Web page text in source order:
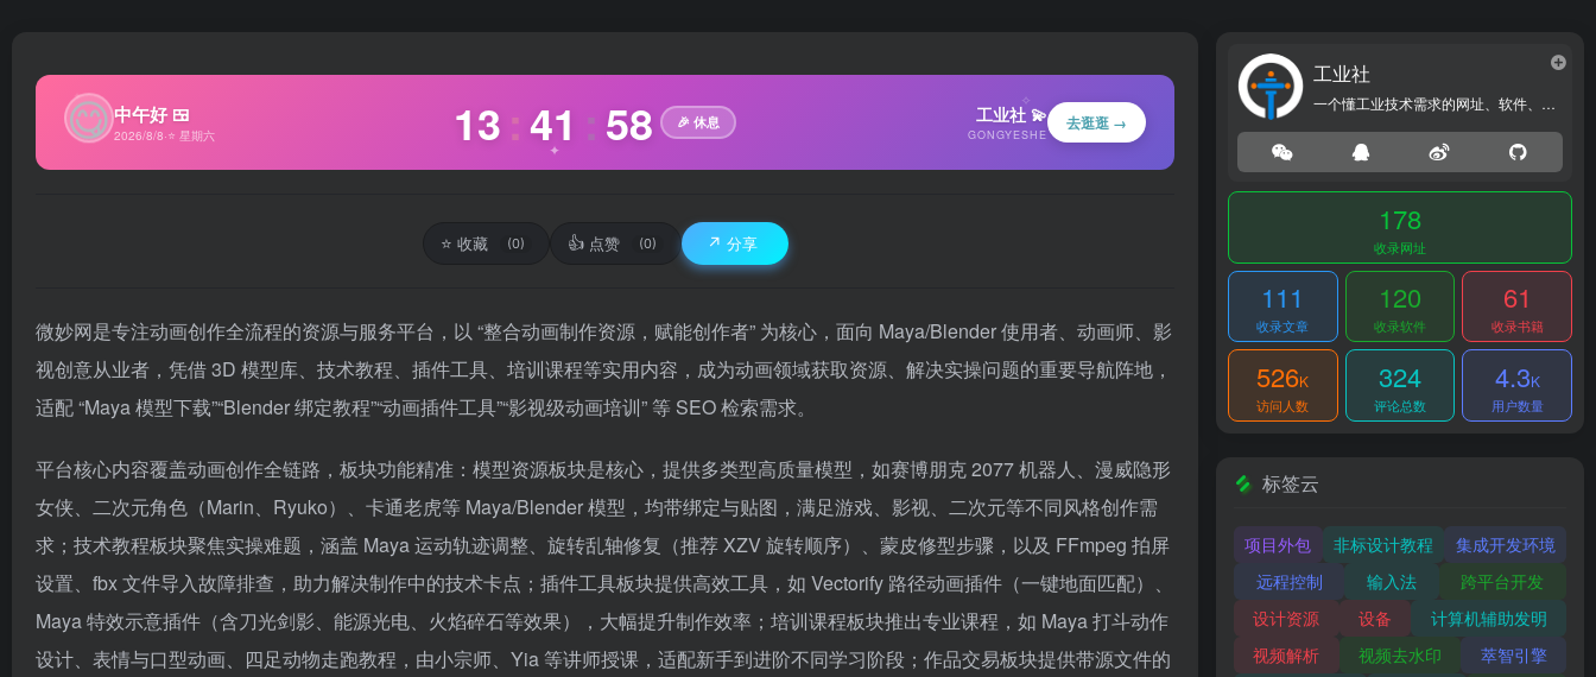
😋中午好 🍱
2026/8/8·⭐ 星期六 13 :41 : 59 🎉 休息 工业社 💫
GONGYESHE
去逛逛 →
✦ ✧
✦
⭐ 收藏 (0) 👍 点赞 (0) ↗️ 分享
微妙网是专注动画创作全流程的资源与服务平台，以 “整合动画制作资源，赋能创作者” 为核心，面向 Maya/Blender 使用者、动画师、影
视创意从业者，凭借 3D 模型库、技术教程、插件工具、培训课程等实用内容，成为动画领域获取资源、解决实操问题的重要导航阵地，
适配 “Maya 模型下载”“Blender 绑定教程”“动画插件工具”“影视级动画培训” 等 SEO 检索需求。​
平台核心内容覆盖动画创作全链路，板块功能精准：模型资源板块是核心，提供多类型高质量模型，如赛博朋克 2077 机器人、漫威隐形
女侠、二次元角色（Marin、Ryuko）、卡通老虎等 Maya/Blender 模型，均带绑定与贴图，满足游戏、影视、二次元等不同风格创作需
求；技术教程板块聚焦实操难题，涵盖 Maya 运动轨迹调整、旋转乱轴修复（推荐 XZV 旋转顺序）、蒙皮修型步骤，以及 FFmpeg 拍屏
设置、fbx 文件导入故障排查，助力解决制作中的技术卡点；插件工具板块提供高效工具，如 Vectorify 路径动画插件（一键地面匹配）、
Maya 特效示意插件（含刀光剑影、能源光电、火焰碎石等效果），大幅提升制作效率；培训课程板块推出专业课程，如 Maya 打斗动作
设计、表情与口型动画、四足动物走跑教程，由小宗师、Yia 等讲师授课，适配新手到进阶不同学习阶段；作品交易板块提供带源文件的
工业社
一个懂工业技术需求的网址、软件、资源、热点导航大全网站！
178
收录网址
111
收录文章
120
收录软件
61
收录书籍
526K
访问人数
324
评论总数
4.3K
用户数量
标签云
项目外包 非标设计教程
集成开发环境
远程控制
输入法
跨平台开发
设计资源
设备
计算机辅助发明
视频解析
视频去水印
萃智引擎